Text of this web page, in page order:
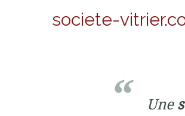
societe-
Une